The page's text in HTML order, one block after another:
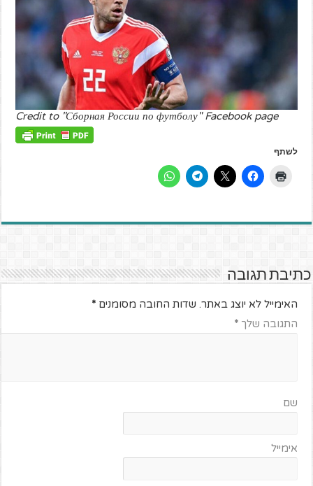
Credit to "Сборная России по футболу" Facebook page
לשתף
כתיבת תגובה
האימייל לא יוצג באתר. שדות החובה מסומנים*
התגובה שלך*
שם
אימייל